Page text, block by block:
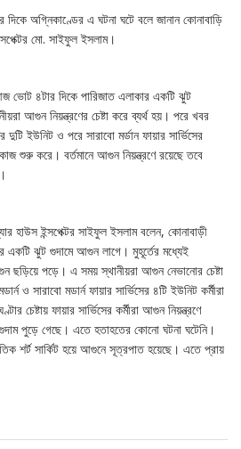
অগ্নিকাণ্ডের এ ঘটনা ঘটে বলে জানান কোনাবাড়ি
মো. সাইফুল ইসলাম।
ভোট ৪টার দিকে পারিজাত এলাকার একটি ঝুট
আগুন নিয়ন্ত্রণের চেষ্টা করে ব্যর্থ হয়। পরে খবর
দুটি ইউনিট ও পরে সারাবো মর্ডান ফায়ার সার্ভিসের
শুরু করে। বর্তমানে আগুন নিয়ন্ত্রণে রয়েছে তবে
হাউস ইন্সপেক্টর সাইফুল ইসলাম বলেন, কোনাবাড়ী
একটি ঝুট গুদামে আগুন লাগে। মুহূর্তের মধ্যেই
পড়ে। এ সময় স্থানীয়রা আগুন নেভানোর চেষ্টা
ও সারাবো মডার্ন ফায়ার সার্ভিসের ৪টি ইউনিট কর্মীরা
চেষ্টায় ফায়ার সার্ভিসের কর্মীরা আগুন নিয়ন্ত্রণে
পুড়ে গেছে। এতে হতাহতের কোনো ঘটনা ঘটেনি।
শর্ট সার্কিট হয়ে আগুনে সূত্রপাত হয়েছে। এতে প্রায়